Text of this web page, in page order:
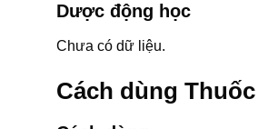
Dược động học
Chưa có dữ liệu.
Cách dùng